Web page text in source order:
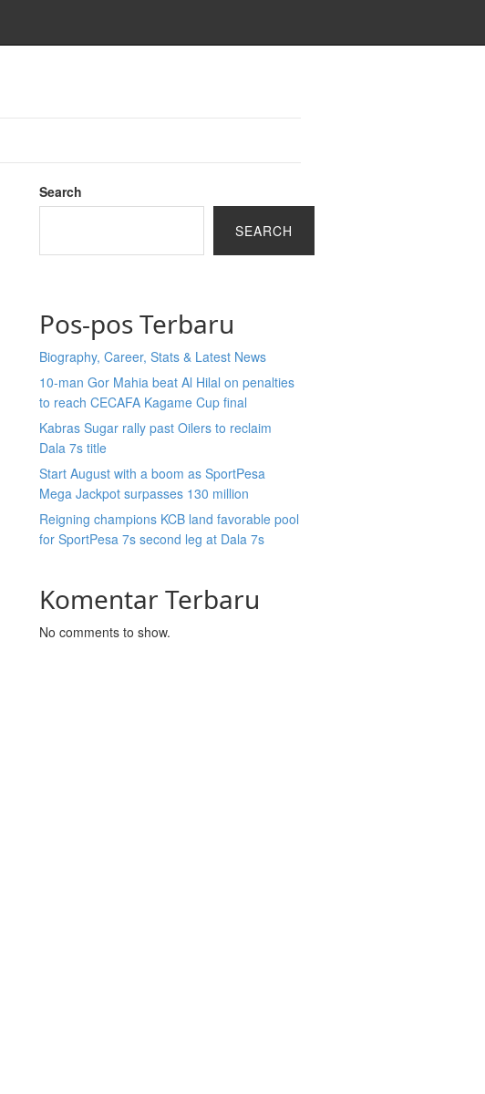
Search
SEARCH
Pos-pos Terbaru
Biography, Career, Stats & Latest News
10-man Gor Mahia beat Al Hilal on penalties
to reach CECAFA Kagame Cup final
Kabras Sugar rally past Oilers to reclaim
Dala 7s title
Start August with a boom as SportPesa
Mega Jackpot surpasses 130 million
Reigning champions KCB land favorable pool
for SportPesa 7s second leg at Dala 7s
Komentar Terbaru
No comments to show.